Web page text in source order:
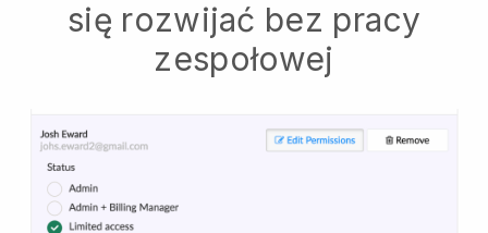
się rozwijać bez pracy
zespołowej